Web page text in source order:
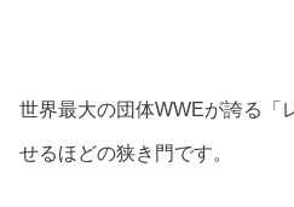
世界最大の団体WWEが誇る「
せるほどの狭き門です。